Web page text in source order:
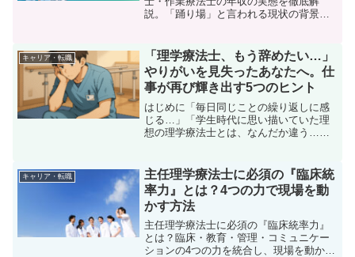
説。「踊り場」と言われる現状の背景と
でわかりやすく紹介します。
キャリア・転職
「理学療法士、もう辞めたい…」
やりがいを見失ったあなたへ。仕
事が再び輝き出す5つのヒント
はじめに「毎日同じことの繰り返しに感
じる…」「学生時代に思い描いていた理
想の理学療法士とは、なんだか違う…」
てしまった…」かつての私がそうだった
ように、ふと理学療法士と...
キャリア・転職
主任理学療法士に必須の『臨床統
率力』とは？4つの力で現場を動
かす方法
主任理学療法士に必須の『臨床統率力』
とは？臨床・教育・管理・コミュニケー
ションの4つの力を統合し、現場を動かす